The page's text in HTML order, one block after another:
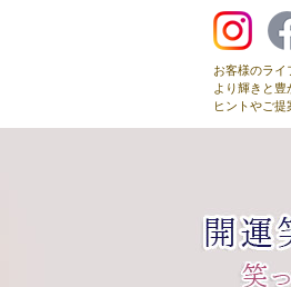
お客様のライ
より輝きと
ヒントやご提